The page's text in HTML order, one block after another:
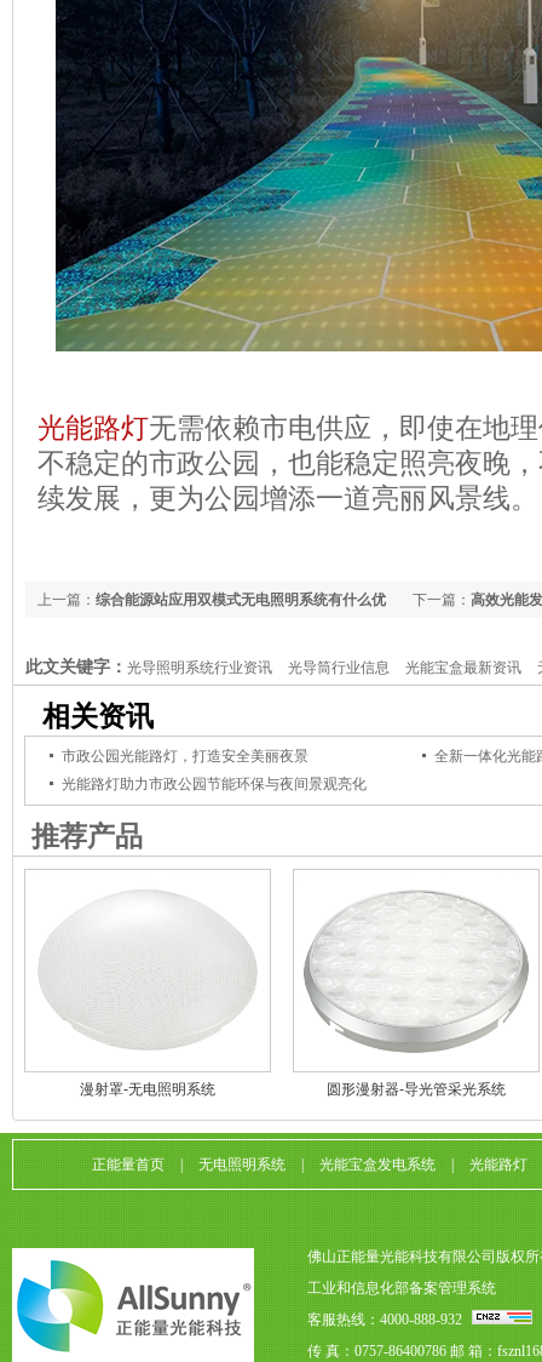
光能路灯无需依赖市电供应，即使在地
不稳定的市政公园，也能稳定照亮夜晚
续发展，更为公园增添一道亮丽风景线。
下一篇： 高效光能
上一篇： 综合能源站应用双模式无电照明系统有什么优
此文关键字： 光导照明系统行业资讯 光导筒行业信息 光能宝盒最新资讯
相关资讯
市政公园光能路灯，打造安全美丽夜景
光能路灯助力市政公园节能环保与夜间景观亮化
推荐产品
漫射罩-无电照明系统 圆形漫射器-导光管采光系统
正能量首页 无电照明系统 光能宝盒发电系统 光能路灯
佛山正能量光能科技有限公司版权
工业和信息化部备案管理系统
客服热线：4000-888-932
传 真：0757-86400786 邮 箱：